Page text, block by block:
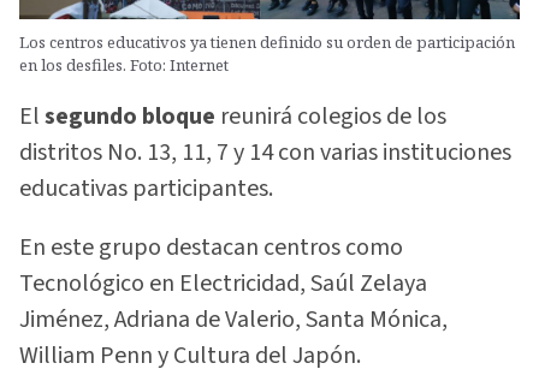
Los centros educativos ya tienen definido su orden de participación
en los desfiles. Foto: Internet
Elsegundo bloque reunirá colegios de los
distritos No. 13, 11, 7 y 14 con varias instituciones
educativas participantes.
En este grupo destacan centros como
Tecnológico en Electricidad, Saúl Zelaya
Jiménez, Adriana de Valerio, Santa Mónica,
William Penn y Cultura del Japón.